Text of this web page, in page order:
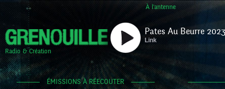
À l'antenne
Radio & Création
Pates Au Beurre
Link
ÉMISSIONS À RÉECOUTER